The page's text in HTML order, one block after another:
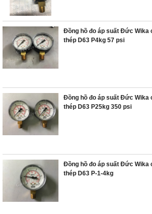
Đồng hồ đo áp suất Đức Wika
thép D63 P4kg 57 psi
Đồng hồ đo áp suất Đức Wika
thép D63 P25kg 350 psi
Đồng hồ đo áp suất Đức Wika
thép D63 P-1-4kg